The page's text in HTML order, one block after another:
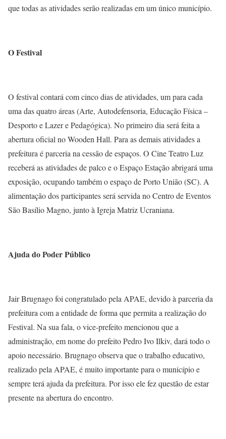
que todas as atividades serão realizadas em um único município.
O Festival
O festival contará com cinco dias de atividades, um para cada
uma das quatro áreas (Arte, Autodefensoria, Educação Física –
Desporto e Lazer e Pedagógica). No primeiro dia será feita a
abertura oficial no Wooden Hall. Para as demais atividades a
prefeitura é parceria na cessão de espaços. O Cine Teatro Luz
receberá as atividades de palco e o Espaço Estação abrigará uma
exposição, ocupando também o espaço de Porto União (SC). A
alimentação dos participantes será servida no Centro de Eventos
São Basílio Magno, junto à Igreja Matriz Ucraniana.
Ajuda do Poder Público
Jair Brugnago foi congratulado pela APAE, devido à parceria da
prefeitura com a entidade de forma que permita a realização do
Festival. Na sua fala, o vice-prefeito mencionou que a
administração, em nome do prefeito Pedro Ivo Ilkiv, dará todo o
apoio necessário. Brugnago observa que o trabalho educativo,
realizado pela APAE, é muito importante para o município e
sempre terá ajuda da prefeitura. Por isso ele fez questão de estar
presente na abertura do encontro.